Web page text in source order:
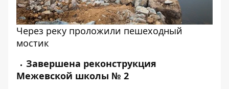
Через реку проложили пешеходный
мостик
Завершена реконструкция
Межевской школы № 2